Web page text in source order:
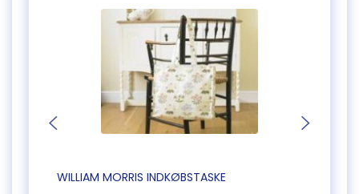
WILLIAM MORRIS INDKØBSTASKE